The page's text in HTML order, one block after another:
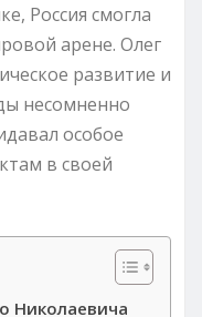
Россия смогла
арене. Олег
развитие и
несомненно
особое
в своей
Николаевича